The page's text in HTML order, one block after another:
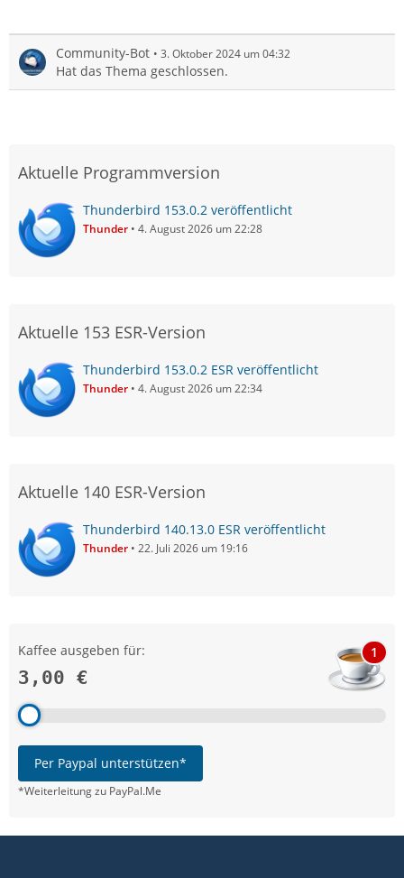
Community-Bot 3. Oktober 2024 um 04:32
Hat das Thema geschlossen.
Aktuelle Programmversion
Thunderbird 153.0.2 veröffentlicht
Thunder 4. August 2026 um 22:28
Aktuelle 153 ESR-Version
Thunderbird 153.0.2 ESR veröffentlicht
Thunder 4. August 2026 um 22:34
Aktuelle 140 ESR-Version
Thunderbird 140.13.0 ESR veröffentlicht
Thunder 22. Juli 2026 um 19:16
Kaffee ausgeben für:
3,00 €
1
Per Paypal unterstützen*
*Weiterleitung zu PayPal.Me